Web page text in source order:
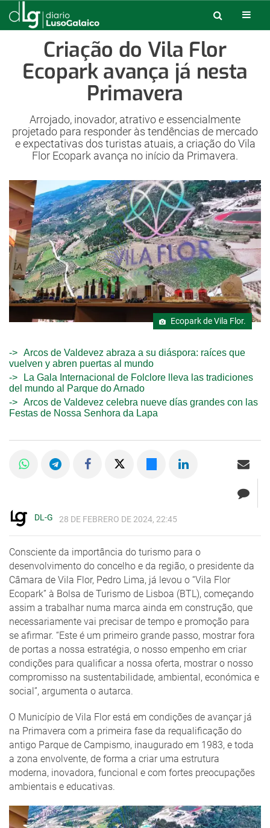
Criação do Vila Flor
Ecopark avança já nesta
Primavera
Arrojado, inovador, atrativo e essencialmente
projetado para responder às tendências de mercado
e expectativas dos turistas atuais, a criação do Vila
Flor Ecopark avança no início da Primavera.
Ecopark de Vila Flor.
Arcos de Valdevez abraza a su diáspora: raíces que
vuelven y abren puertas al mundo
La Gala Internacional de Folclore lleva las tradiciones
del mundo al Parque do Arnado
Arcos de Valdevez celebra nueve días grandes con las
Festas de Nossa Senhora da Lapa
DL-G 28 DE FEBRERO DE 2024, 22:45
Consciente da importância do turismo para o
desenvolvimento do concelho e da região, o presidente da
Câmara de Vila Flor, Pedro Lima, já levou o “Vila Flor
Ecopark” à Bolsa de Turismo de Lisboa (BTL), começando
assim a trabalhar numa marca ainda em construção, que
necessariamente vai precisar de tempo e promoção para
se afirmar. “Este é um primeiro grande passo, mostrar fora
de portas a nossa estratégia, o nosso empenho em criar
condições para qualificar a nossa oferta, mostrar o nosso
compromisso na sustentabilidade, ambiental, económica e
social”, argumenta o autarca.
O Município de Vila Flor está em condições de avançar já
na Primavera com a primeira fase da requalificação do
antigo Parque de Campismo, inaugurado em 1983, e toda
a zona envolvente, de forma a criar uma estrutura
moderna, inovadora, funcional e com fortes preocupações
ambientais e educativas.